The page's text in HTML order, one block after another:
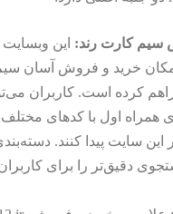
سیم کارت رند: این
امکان خرید و فروش آسان
کرده است. کاربران
این سایت پیدا کنند.
دقیق‌تر را برای